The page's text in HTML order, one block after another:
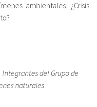
ambientales. ¿Crisis
Grupo de
naturales